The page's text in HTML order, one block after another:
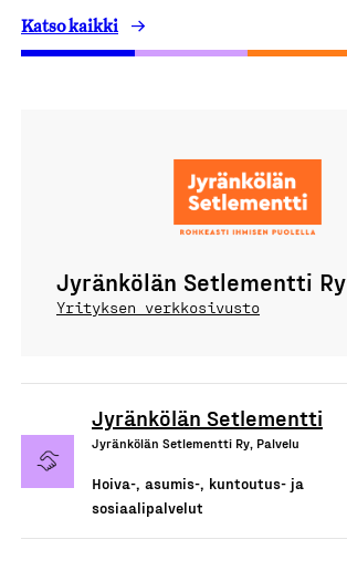
Katso kaikki
Jyränkölän Setlementti Ry
Yrityksen verkkosivusto
Jyränkölän Setlementti
Jyränkölän Setlementti Ry, Palvelu
Hoiva-, asumis-, kuntoutus- ja
sosiaalipalvelut